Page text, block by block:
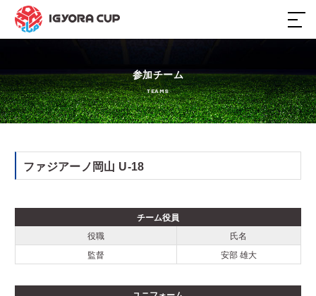
大会概要
参加チーム
TEAMS
ファジアーノ岡山 U-18
チーム役員
役職
氏名
監督
安部 雄大